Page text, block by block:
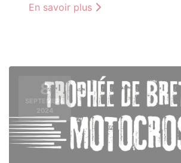
En savoir plus
8
SEPTEMBRE
2024